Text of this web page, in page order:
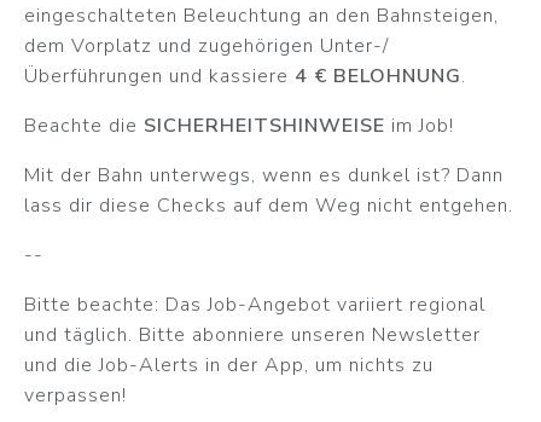
eingeschalteten Beleuchtung an den Bahnsteigen,
dem Vorplatz und zugehörigen Unter-/
Überführungen und kassiere 4 € BELOHNUNG.
Beachte die SICHERHEITSHINWEISE im Job!
Mit der Bahn unterwegs, wenn es dunkel ist? Dann
lass dir diese Checks auf dem Weg nicht entgehen.
--
Bitte beachte: Das Job-Angebot variiert regional
und täglich. Bitte abonniere unseren Newsletter
und die Job-Alerts in der App, um nichts zu
verpassen!